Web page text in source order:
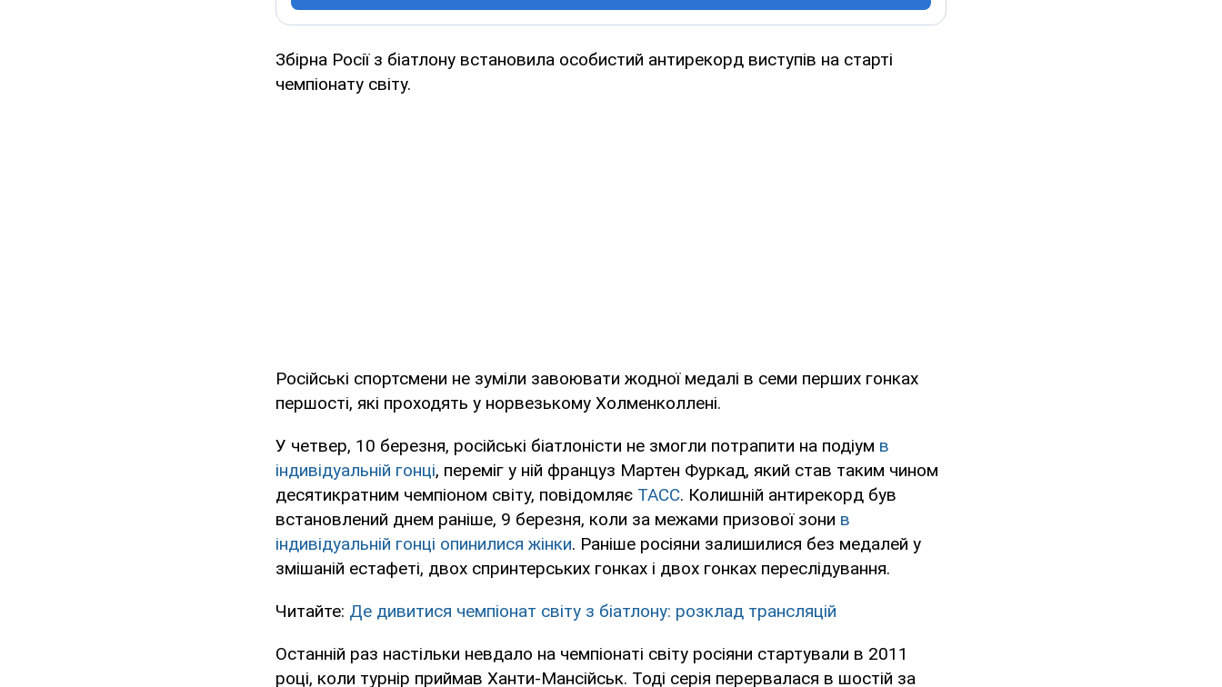
Збірна Росії з біатлону встановила особистий антирекорд виступів на старті
чемпіонату світу.
Російські спортсмени не зуміли завоювати жодної медалі в семи перших гонках
першості, які проходять у норвезькому Холменколлені.
У четвер, 10 березня, російські біатлоністи не змогли потрапити на подіум в
індивідуальній гонці, переміг у ній француз Мартен Фуркад, який став таким чином
десятикратним чемпіоном світу, повідомляє ТАСС. Колишній антирекорд був
встановлений днем раніше, 9 березня, коли за межами призової зони в
індивідуальній гонці опинилися жінки. Раніше росіяни залишилися без медалей у
змішаній естафеті, двох спринтерських гонках і двох гонках переслідування.
Читайте: Де дивитися чемпіонат світу з біатлону: розклад трансляцій
Останній раз настільки невдало на чемпіонаті світу росіяни стартували в 2011
році, коли турнір приймав Ханти-Мансійськ. Тоді серія перервалася в шостій за